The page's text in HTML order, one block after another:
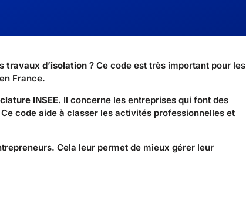
travaux d’isolation ? Ce code est très important pour les
France.
INSEE. Il concerne les entreprises qui font des
code aide à classer les activités professionnelles et
Cela leur permet de mieux gérer leur